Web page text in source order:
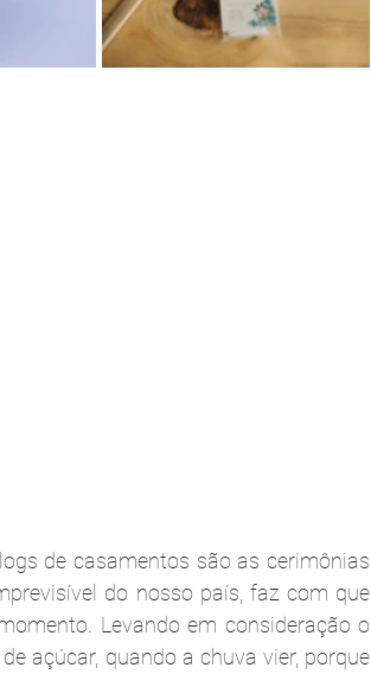
de casamentos são as cerimônias
do nosso país, faz com que
Levando em consideração o
açúcar, quando a chuva vier, porque